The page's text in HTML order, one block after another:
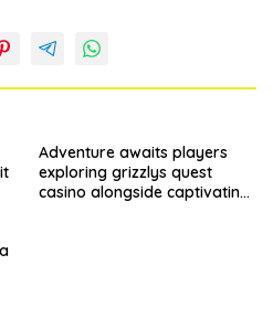
Adventure awaits players
exploring grizzlys quest
casino alongside captivating